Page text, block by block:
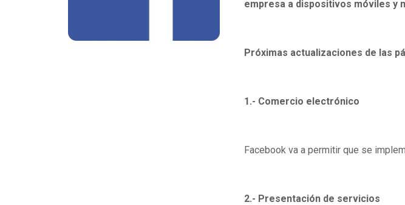
empresa a dispositivos móviles y
Próximas actualizaciones de las
1.- Comercio electrónico
Facebook va a permitir que se
2.- Presentación de servicios